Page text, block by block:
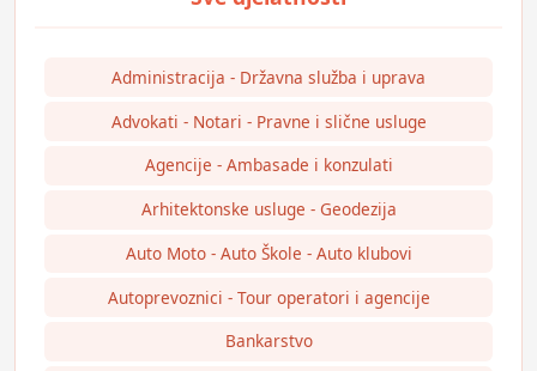
Administracija - Državna služba i uprava
Advokati - Notari - Pravne i slične usluge
Agencije - Ambasade i konzulati
Arhitektonske usluge - Geodezija
Auto Moto - Auto Škole - Auto klubovi
Autoprevoznici - Tour operatori i agencije
Bankarstvo